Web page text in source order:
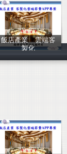
飯店產業 雲端客
製化
翰樺電信